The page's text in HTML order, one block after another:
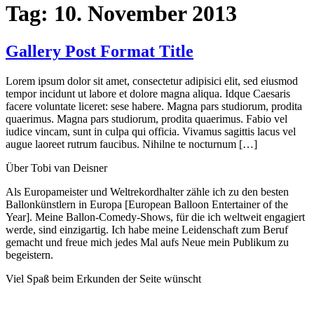
Tag: 10. November 2013
Gallery Post Format Title
Lorem ipsum dolor sit amet, consectetur adipisici elit, sed eiusmod
tempor incidunt ut labore et dolore magna aliqua. Idque Caesaris
facere voluntate liceret: sese habere. Magna pars studiorum, prodita
quaerimus. Magna pars studiorum, prodita quaerimus. Fabio vel
iudice vincam, sunt in culpa qui officia. Vivamus sagittis lacus vel
augue laoreet rutrum faucibus. Nihilne te nocturnum […]
Über Tobi van Deisner
Als Europameister und Weltrekordhalter zähle ich zu den besten
Ballonkünstlern in Europa [European Balloon Entertainer of the
Year]. Meine Ballon-Comedy-Shows, für die ich weltweit engagiert
werde, sind einzigartig. Ich habe meine Leidenschaft zum Beruf
gemacht und freue mich jedes Mal aufs Neue mein Publikum zu
begeistern.
Viel Spaß beim Erkunden der Seite wünscht